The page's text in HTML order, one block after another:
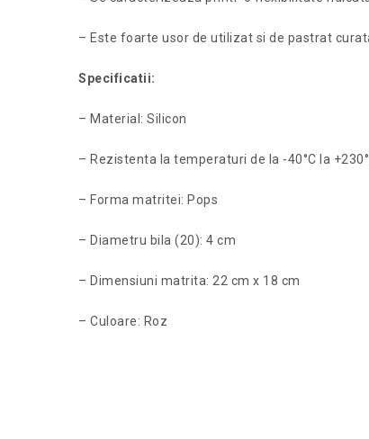
– Este foarte usor de utilizat si de pastrat
Specificatii:
– Material: Silicon
– Rezistenta la temperaturi de la -40°C la
– Forma matritei: Pops
– Diametru bila (20): 4 cm
– Dimensiuni matrita: 22 cm x 18 cm
– Culoare: Roz